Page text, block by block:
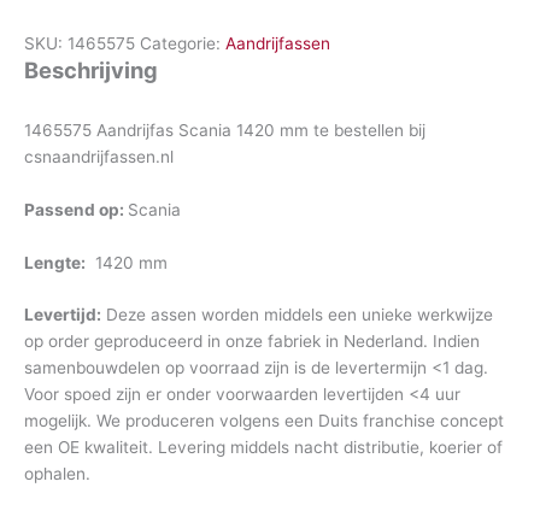
SKU: 1465575 Categorie: Aandrijfassen
Beschrijving
1465575 Aandrijfas Scania 1420 mm te bestellen bij
csnaandrijfassen.nl
Passend op: Scania
Lengte: 1420 mm
Levertijd: Deze assen worden middels een unieke werkwijze
op order geproduceerd in onze fabriek in Nederland. Indien
samenbouwdelen op voorraad zijn is de levertermijn <1 dag.
Voor spoed zijn er onder voorwaarden levertijden <4 uur
mogelijk. We produceren volgens een Duits franchise concept
een OE kwaliteit. Levering middels nacht distributie, koerier of
ophalen.